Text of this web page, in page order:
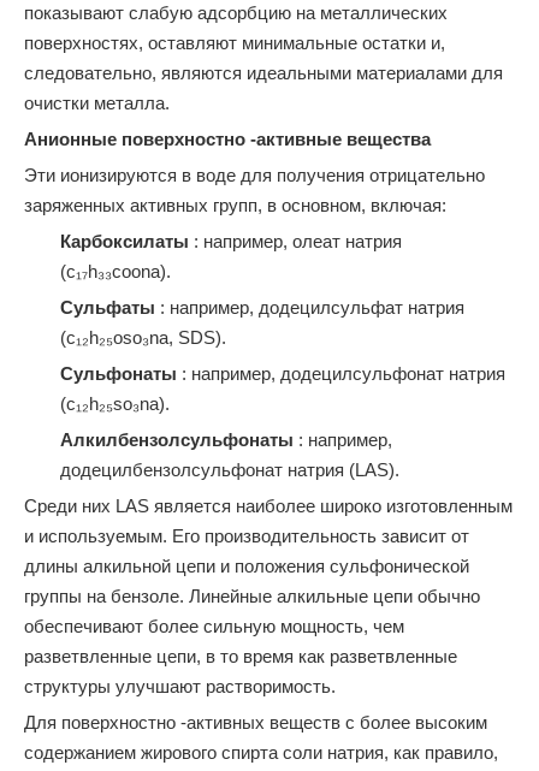
показывают слабую адсорбцию на металлических
поверхностях, оставляют минимальные остатки и,
следовательно, являются идеальными материалами для
очистки металла.
Анионные поверхностно -активные вещества
Эти ионизируются в воде для получения отрицательно
заряженных активных групп, в основном, включая:
Карбоксилаты : например, олеат натрия
(c₁₇h₃₃coona).
Сульфаты : например, додецилсульфат натрия
(c₁₂h₂₅oso₃na, SDS).
Сульфонаты : например, додецилсульфонат натрия
(c₁₂h₂₅so₃na).
Алкилбензолсульфонаты : например,
додецилбензолсульфонат натрия (LAS).
Среди них LAS является наиболее широко изготовленным
и используемым. Его производительность зависит от
длины алкильной цепи и положения сульфонической
группы на бензоле. Линейные алкильные цепи обычно
обеспечивают более сильную мощность, чем
разветвленные цепи, в то время как разветвленные
структуры улучшают растворимость.
Для поверхностно -активных веществ с более высоким
содержанием жирового спирта соли натрия, как правило,